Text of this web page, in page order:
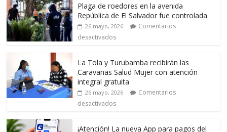
Plaga de roedores en la avenida
República de El Salvador fue controlada
26 mayo, 2026
Comentarios
desactivados
La Tola y Turubamba recibirán las
Caravanas Salud Mujer con atención
integral gratuita
26 mayo, 2026
Comentarios
desactivados
¡Atención! La nueva App para pagos del